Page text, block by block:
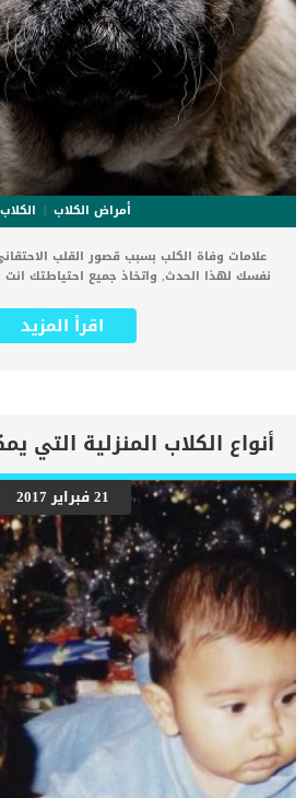
أمراض الكلاب
الكلاب
علامات وفاة الكلب بسبب قصور القلب
نفسك لهذا الحدث, واتخاذ جميع احتياطتك انت
يتعرض لها جميع الكائنات الحية بما فى ذلك
يعتبر عضوا رئيسيا فى جسم الكلاب, واى
اعراض وعلامات تضخم القلب عند الكلاب فى
بعض العلامات التي تشير إلى أن كلبك قد
رعاية المسنين أو قد تفكر في القتل الرحيم.
على شكل مجموعة من المراحل التى
النهاية. اهم علامات وفاة الكلاب بسبب قصور
ستكون هذه العلامات عبارة عن مراحل متدرجة
الوفاة. _المرحلة الاولى, تظهر ان الكلب
القلب ، ولكن ليس لديه أعراض ولا
الثانية,يعاني الكلب
اقرأ المزيد
21 فبراير 2017